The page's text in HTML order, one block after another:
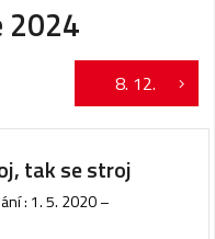
2024
8. 12.
tak se stroj
: 1. 5. 2020–